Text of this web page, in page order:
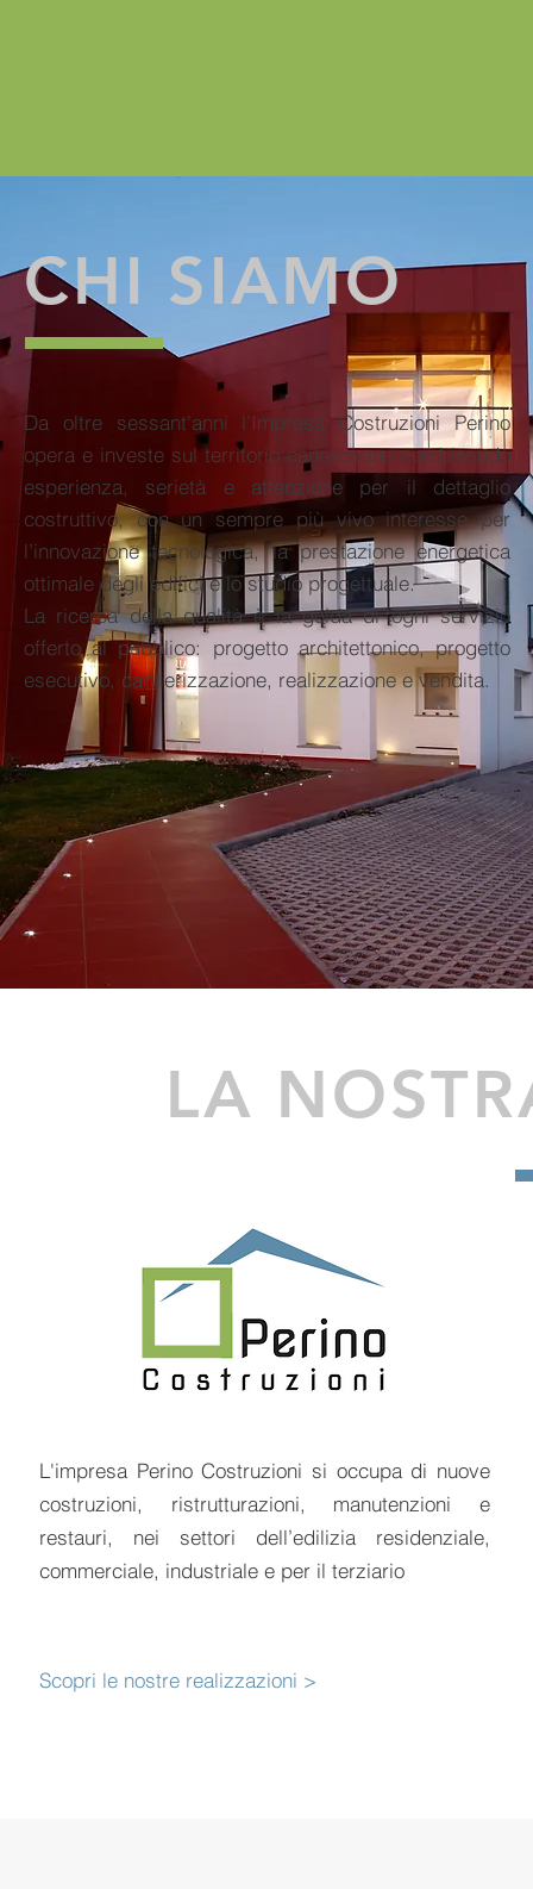
CHI SIAMO
Da oltre sessant'anni l’Impresa Costruzioni Perino
opera e investe sul territorio canavesano combinando
esperienza, serietà e attenzione per il dettaglio
costruttivo, con un sempre più vivo interesse per
l’innovazione tecnologica, la prestazione energetica
ottimale degli edifici e lo studio progettuale.
La ricerca della qualità è la guida di ogni servizio
offerto al pubblico: progetto architettonico, progetto
esecutivo, cantierizzazione, realizzazione e vendita.
LA
L'impresa Perino Costruzioni si occupa di nuove
costruzioni, ristrutturazioni, manutenzioni e
restauri, nei settori dell’edilizia residenziale,
commerciale, industriale e per il terziario
Scopri le nostre realizzazioni >